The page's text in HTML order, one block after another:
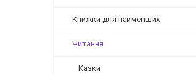
Книжки для найменших
Читання
Казки